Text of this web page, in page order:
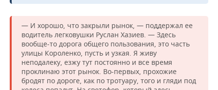
— И хорошо, что закрыли рынок, — поддержал ее
водитель легковушки Руслан Хазиев. — Здесь
вообще-то дорога общего пользования, это часть
улицы Короленко, пусть и узкая. Я живу
неподалеку, езжу тут постоянно и все время
проклинаю этот рынок. Во-первых, прохожие
бродят по дороге, как по тротуару, того и гляди под